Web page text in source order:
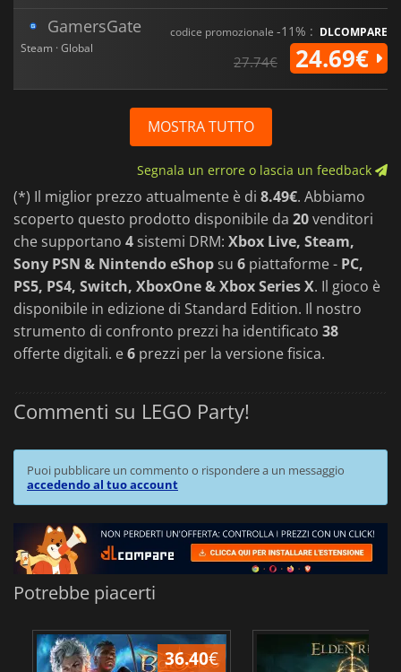
GamersGate
Steam · Global
codice promozionale -11% : DLCOMPARE
27.74€ 24.69€
MOSTRA TUTTO
Segnala un errore o lascia un feedback
(*) Il miglior prezzo attualmente è di 8.49€. Abbiamo
scoperto questo prodotto disponibile da 20venditori
che supportano 4 sistemi DRM: Xbox Live, Steam,
Sony PSN & Nintendo eShop su 6 piattaforme - PC,
PS5, PS4, Switch, XboxOne & Xbox Series X. Il gioco è
disponibile in edizione di Standard Edition. Il nostro
strumento di confronto prezzi ha identificato 38
offerte digitali. e6 prezzi per la versione fisica.
Commenti su LEGO Party!
Puoi pubblicare un commento o rispondere a un messaggio
accedendo al tuo account
Potrebbe piacerti
36.40€